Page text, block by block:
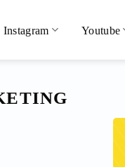
Instagram Youtube